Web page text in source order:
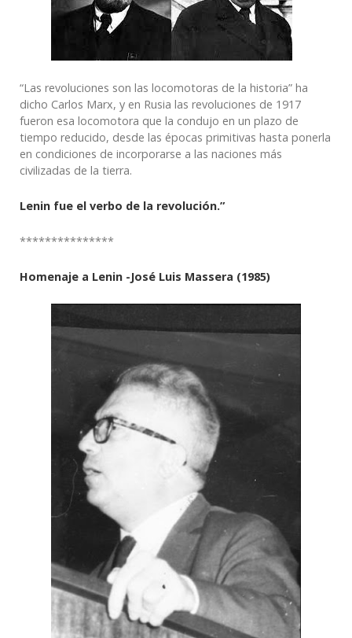
“Las revoluciones son las locomotoras de la historia” ha
dicho Carlos Marx, y en Rusia las revoluciones de 1917
fueron esa locomotora que la condujo en un plazo de
tiempo reducido, desde las épocas primitivas hasta ponerla
en condiciones de incorporarse a las naciones más
civilizadas de la tierra.
Lenin fue el verbo de la revolución.”
***************
Homenaje a Lenin -José Luis Massera (1985)